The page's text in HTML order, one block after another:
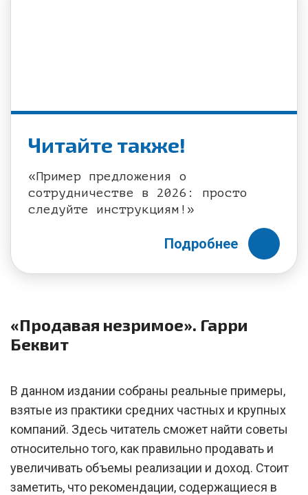
Читайте также!
«Пример предложения о
сотрудничестве в 2026: просто
следуйте инструкциям!»
Подробнее
«Продавая незримое». Гарри
Беквит
В данном издании собраны реальные примеры,
взятые из практики средних частных и крупных
компаний. Здесь читатель сможет найти советы
относительно того, как правильно продавать и
увеличивать объемы реализации и доход. Стоит
заметить, что рекомендации, содержащиеся в